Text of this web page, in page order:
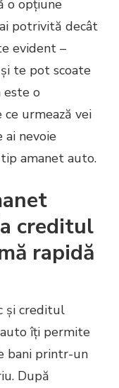
TERMEN
o opțiune
potrivită decât
evident –
te pot scoate
o
urmează vei
nevoie
amanet auto.
creditul
rapidă
și creditul
îți permite
bani printr-un
După